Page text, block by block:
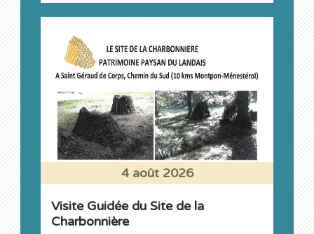
4 août 2026
Visite Guidée du Site de la
Charbonnière